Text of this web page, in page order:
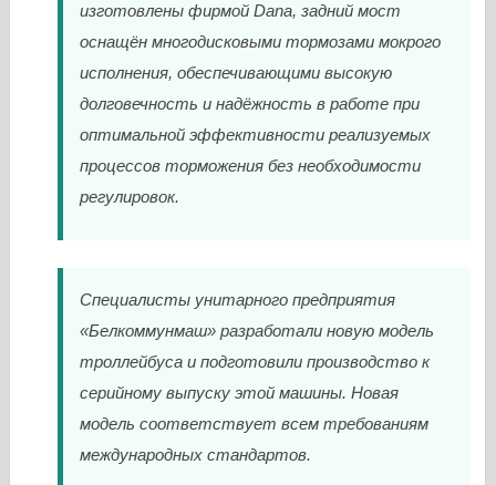
изготовлены фирмой Dana, задний мост
оснащён многодисковыми тормозами мокрого
исполнения, обеспечивающими высокую
долговечность и надёжность в работе при
оптимальной эффективности реализуемых
процессов торможения без необходимости
регулировок.
Специалисты унитарного предприятия
«Белкоммунмаш» разработали новую модель
троллейбуса и подготовили производство к
серийному выпуску этой машины. Новая
модель соответствует всем требованиям
международных стандартов.